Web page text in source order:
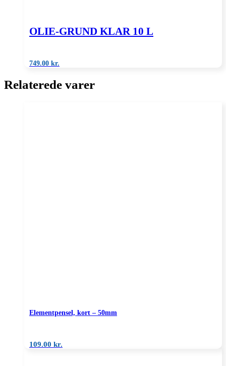
OLIE-GRUND KLAR 10 L
749.00 kr.
Relaterede varer
Elementpensel, kort – 50mm
109.00 kr.